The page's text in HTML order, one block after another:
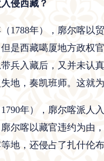
侵西藏？
1788年），廓尔喀以
是西藏噶厦地方政权
兵入藏后，又并未认
地，奏凯班师。这就
年），廓尔喀派人
尔喀以藏官违约为由
地，还侵占了扎什伦